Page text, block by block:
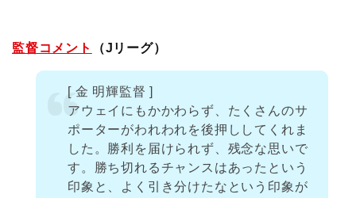
監督コメント （Jリーグ）
[ 金 明輝監督 ]
アウェイにもかかわらず、たくさんのサ
ポーターがわれわれを後押ししてくれま
した。勝利を届けられず、残念な思いで
す。勝ち切れるチャンスはあったという
印象と、よく引き分けたなという印象が